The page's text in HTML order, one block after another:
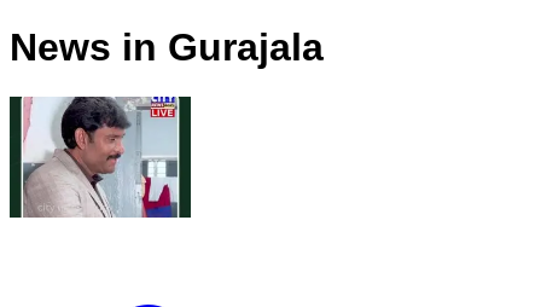
News in Gurajala